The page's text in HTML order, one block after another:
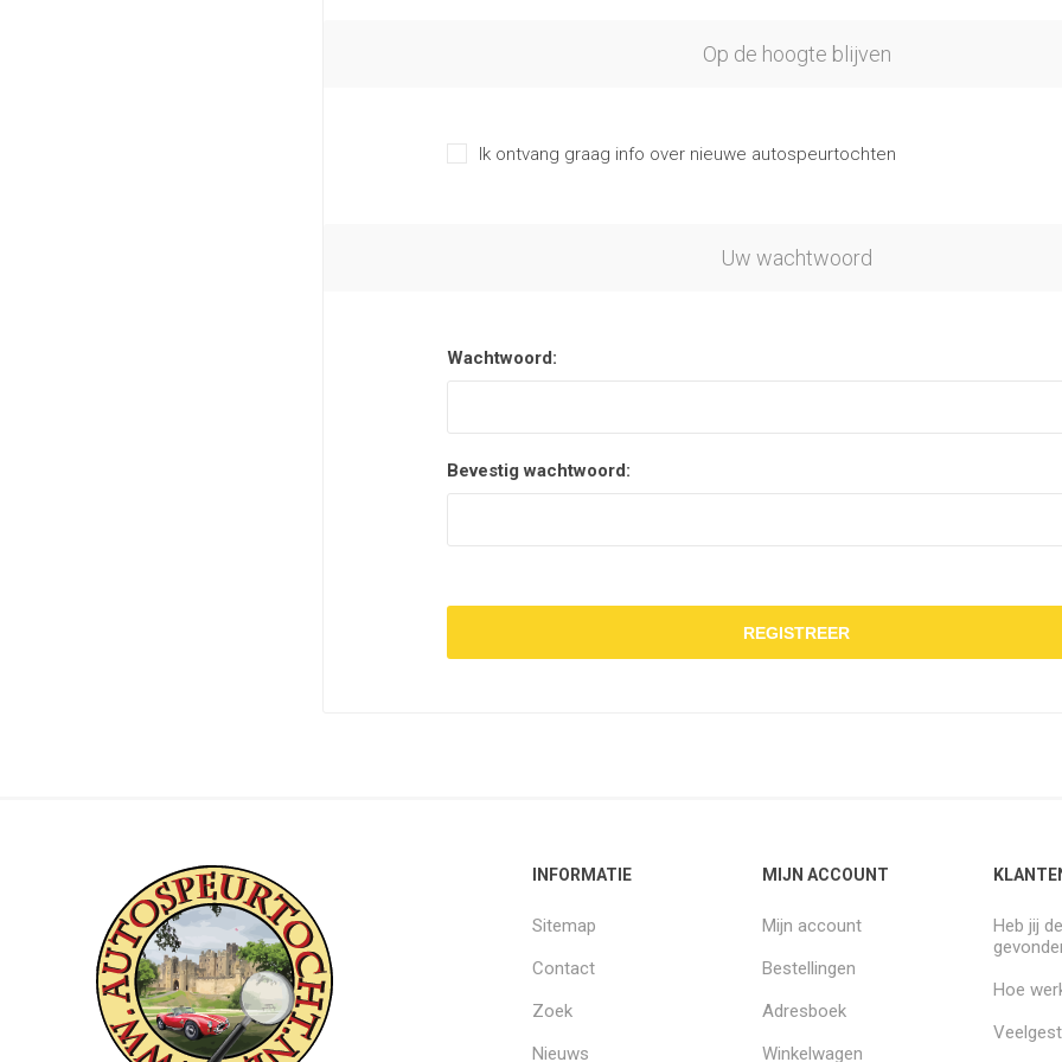
Op de hoogte blijven
Ik ontvang graag info over nieuwe autospeurtochten
Uw wachtwoord
Wachtwoord:
Bevestig wachtwoord:
REGISTREER
INFORMATIE
Sitemap
Contact
Zoek
Nieuws
MIJN ACCOUNT
Mijn account
Bestellingen
Adresboek
Winkelwagen
Heb jij
Hoe